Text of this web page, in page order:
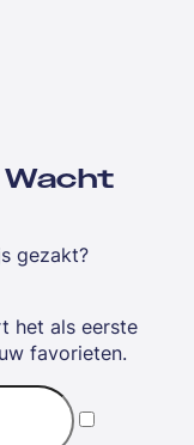
gezakt?
het als eerste
favorieten.